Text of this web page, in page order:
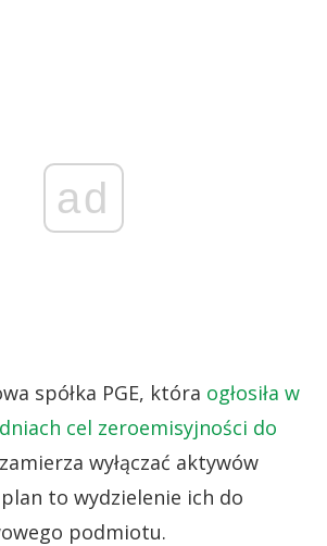
ad
spółka PGE, która ogłosiła w
cel zeroemisyjności do
wyłączać aktywów
to wydzielenie ich do
podmiotu.